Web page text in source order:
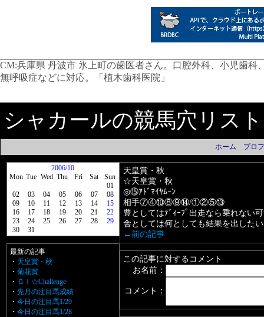
CM:兵庫県 丹波市 氷上町の歯医者さん。口腔外科、小児歯
無呼吸症などに対応。「植木歯科医院」
シャカールの競馬穴リスト
ホーム プロ
2006/10
Mon Tue Wed Thu Fri Sat
Sun
01
02
03 04 05 06 07
08
09
10 11 12 13 14
15
16
17 18 19 20 21
22
23
24 25 26 27 28
29
30
31
最新の記事
・ 天皇賞・秋
・ 菊花賞
・ ＧⅠ☆Challenge
・ 先月の注目馬成績
・ 今日の注目馬1/29
・ 今日の注目馬1/28
天皇賞・秋
☆天皇賞・秋
◎⑮ｱﾄﾞﾏｲﾔﾑｰﾝ
相手⑦④⑩⑧⑨⑭/①②⑤⑬
豊としてはﾃﾞｨｰﾌﾟ出走なら乗れない
舎としては何としても結果を出した
←前の記事
この記事に対するコメント
お名前：
コメント：